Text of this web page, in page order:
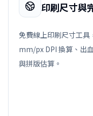
印刷尺寸與
免費線上印刷尺寸工具
mm/px DPI 換算、出
與拼版估算。